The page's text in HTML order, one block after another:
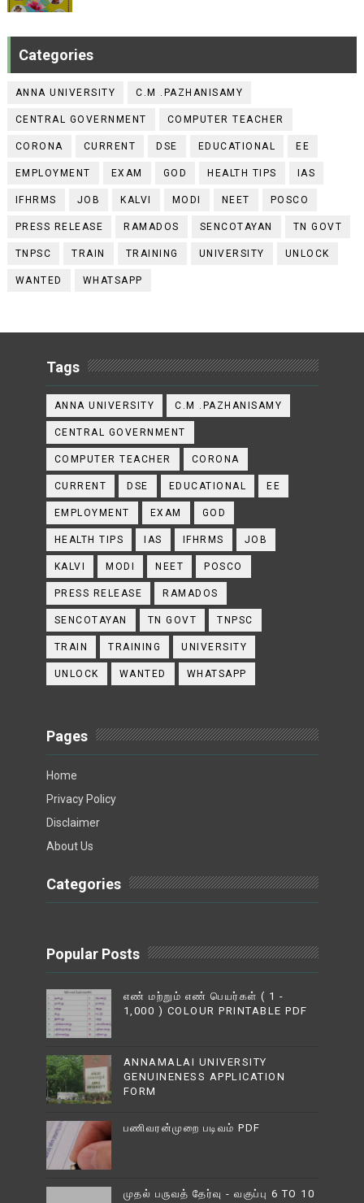
Categories
ANNA UNIVERSITY C.M .PAZHANISAMY
CENTRAL GOVERNMENT COMPUTER TEACHER
CORONA CURRENT DSE EDUCATIONAL EE
EMPLOYMENT EXAM GOD HEALTH TIPS IAS
IFHRMS JOB KALVI MODI NEET POSCO
PRESS RELEASE RAMADOS SENCOTAYAN TN GOVT
TNPSC TRAIN TRAINING UNIVERSITY UNLOCK
WANTED WHATSAPP
Tags
ANNA UNIVERSITY C.M .PAZHANISAMY
CENTRAL GOVERNMENT
COMPUTER TEACHER CORONA
CURRENT DSE EDUCATIONAL EE
EMPLOYMENT EXAM GOD
HEALTH TIPS IAS IFHRMS JOB
KALVI MODI NEET POSCO
PRESS RELEASE RAMADOS
SENCOTAYAN TN GOVT TNPSC
TRAIN TRAINING UNIVERSITY
UNLOCK WANTED WHATSAPP
Pages
Home
Privacy Policy
Disclaimer
About Us
Categories
Popular Posts
எண் மற்றும் எண் பெயர்கள் ( 1 -
1,000 ) COLOUR PRINTABLE PDF
ANNAMALAI UNIVERSITY
GENUINENESS APPLICATION
FORM
பணிவரன்முறை படிவம் PDF
முதல் பருவத் தேர்வு - வகுப்பு 6 TO 10